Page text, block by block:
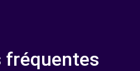
fréquentes